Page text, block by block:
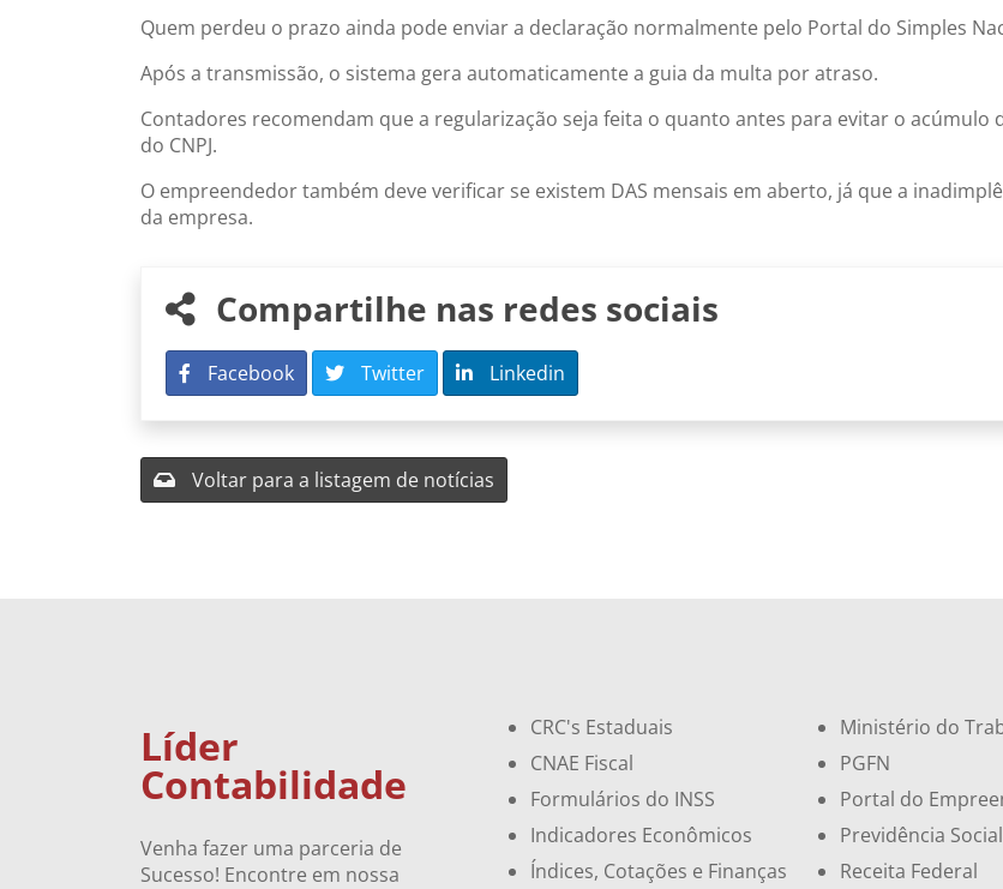
Quem perdeu o prazo ainda pode enviar a declaração normalmente pelo Portal do Simples
Após a transmissão, o sistema gera automaticamente a guia da multa por atraso.
Contadores recomendam que a regularização seja feita o quanto antes para evitar o
do CNPJ.
O empreendedor também deve verificar se existem DAS mensais em aberto, já que a
da empresa.
Compartilhe nas redes sociais
Facebook Twitter Linkedin
Voltar para a listagem de notícias
Líder
Contabilidade
Venha fazer uma parceria de
Sucesso! Encontre em nossa
CRC's Estaduais
CNAE Fiscal
Formulários do INSS
Indicadores Econômicos
Índices, Cotações e Finanças
Ministério do
PGFN
Portal do
Previdência Social
Receita Federal